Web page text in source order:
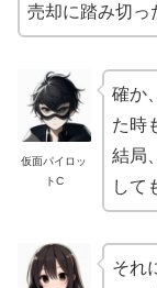
売却に踏み切っ
仮面パイロッ
トC
確か
た時
結局
して
それ